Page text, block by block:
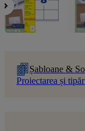
Șabloane &
Proiectarea și